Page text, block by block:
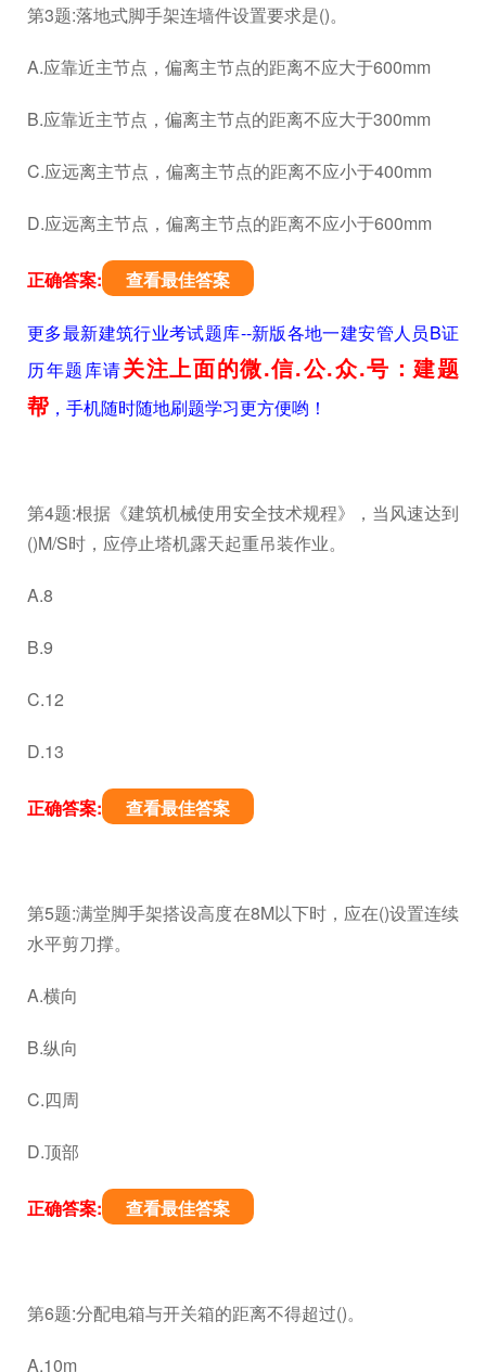
第3题:落地式脚手架连墙件设置要求是()。
A.应靠近主节点，偏离主节点的距离不应大于600mm
B.应靠近主节点，偏离主节点的距离不应大于300mm
C.应远离主节点，偏离主节点的距离不应小于400mm
D.应远离主节点，偏离主节点的距离不应小于600mm
正确答案: 查看最佳答案
更多最新建筑行业考试题库--新版各地一建安管人员B证
历年题库请关注上面的微.信.公.众.号：建题
帮 ，手机随时随地刷题学习更方便哟！
第4题:根据《建筑机械使用安全技术规程》，当风速达到
()M/S时，应停止塔机露天起重吊装作业。
A.8
B.9
C.12
D.13
正确答案: 查看最佳答案
第5题:满堂脚手架搭设高度在8M以下时，应在()设置连续
水平剪刀撑。
A.横向
B.纵向
C.四周
D.顶部
正确答案: 查看最佳答案
第6题:分配电箱与开关箱的距离不得超过()。
A.10m